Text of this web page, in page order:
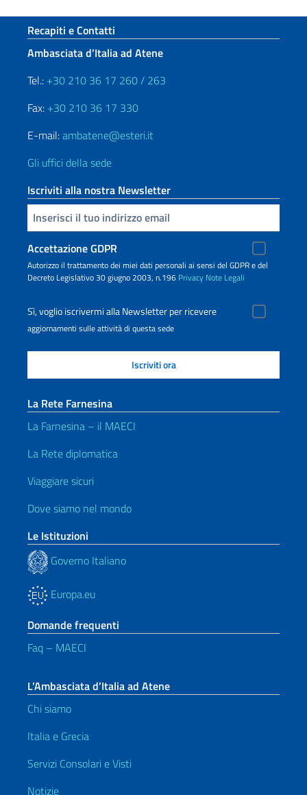
Sezione footer
Recapiti e Contatti
Ambasciata d’Italia ad Atene
Tel.: +30 210 36 17 260 / 263
Fax: +30 210 36 17 330
E-mail:ambatene@esteri.it
Gli uffici della sede
Iscriviti alla nostra Newsletter
Inserisci la tua email
Accettazione GDPR
Autorizzo il trattamento dei miei dati personali ai sensi del GDPR e del
Decreto Legislativo 30 giugno 2003, n.196 Privacy Note Legali
Sì, voglio iscrivermi alla Newsletter per ricevere
aggiornamenti sulle attività di questa sede
La Rete Farnesina
La Farnesina – il MAECI
La Rete diplomatica
Viaggiare sicuri
Dove siamo nel mondo
Le Istituzioni
Governo Italiano
Europa.eu
Domande frequenti
Faq – MAECI
L’Ambasciata d’Italia ad Atene
Chi siamo
Italia e Grecia
Servizi Consolari e Visti
Notizie